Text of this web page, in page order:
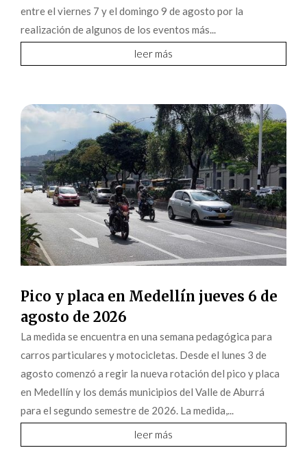
entre el viernes 7 y el domingo 9 de agosto por la
realización de algunos de los eventos más...
leer más
Pico y placa en Medellín jueves 6 de
agosto de 2026
La medida se encuentra en una semana pedagógica para
carros particulares y motocicletas. Desde el lunes 3 de
agosto comenzó a regir la nueva rotación del pico y placa
en Medellín y los demás municipios del Valle de Aburrá
para el segundo semestre de 2026. La medida,...
leer más